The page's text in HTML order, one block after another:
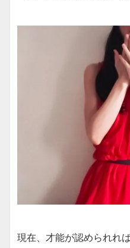
現在、才能が認められれ